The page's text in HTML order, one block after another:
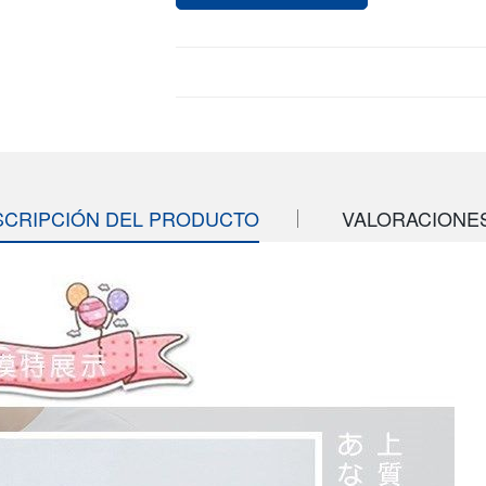
DEL PRODUCTO